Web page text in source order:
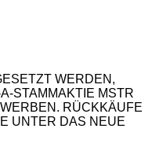
WERDEN,
STAMMAKTIE MSTR
RÜCKKÄUFE
UNTER DAS NEUE